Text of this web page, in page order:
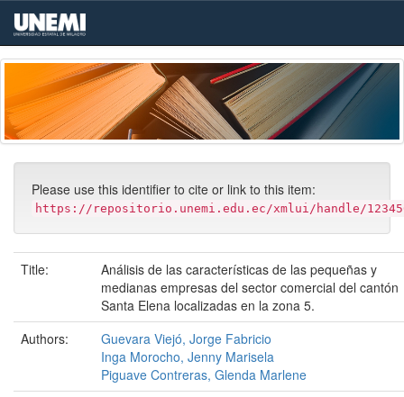
Skip
navigation
Please use this identifier to cite or link to this item:
https://repositorio.unemi.edu.ec/xmlui/handle/
Title:
Análisis de las características de las pequeñas y
medianas empresas del sector comercial del cantón
Santa Elena localizadas en la zona 5.
Authors:
Guevara Viejó, Jorge Fabricio
Inga Morocho, Jenny Marisela
Piguave Contreras, Glenda Marlene